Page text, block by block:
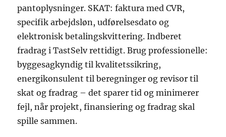
pantoplysninger. SKAT: faktura med CVR,
specifik arbejdsløn, udførelsesdato og
elektronisk betalingskvittering. Indberet
fradrag i TastSelv rettidigt. Brug professionelle:
byggesagkyndig til kvalitetssikring,
energikonsulent til beregninger og revisor til
skat og fradrag – det sparer tid og minimerer
fejl, når projekt, finansiering og fradrag skal
spille sammen.